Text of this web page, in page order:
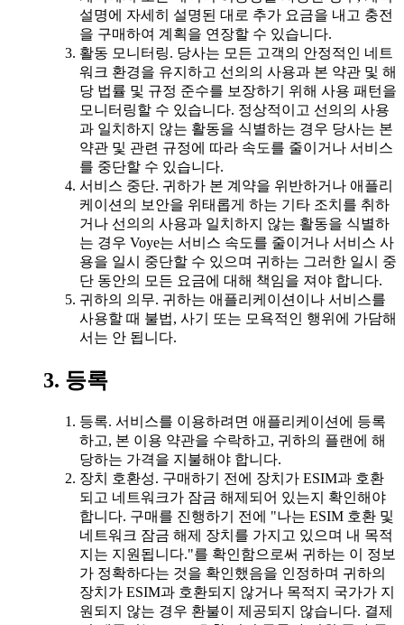
설명에 자세히 설명된 대로 추가 요금을 내고 충전
을 구매하여 계획을 연장할 수 있습니다.
활동 모니터링. 당사는 모든 고객의 안정적인 네트
워크 환경을 유지하고 선의의 사용과 본 약관 및 해
당 법률 및 규정 준수를 보장하기 위해 사용 패턴을
모니터링할 수 있습니다. 정상적이고 선의의 사용
과 일치하지 않는 활동을 식별하는 경우 당사는 본
약관 및 관련 규정에 따라 속도를 줄이거나 서비스
를 중단할 수 있습니다.
서비스 중단. 귀하가 본 계약을 위반하거나 애플리
케이션의 보안을 위태롭게 하는 기타 조치를 취하
거나 선의의 사용과 일치하지 않는 활동을 식별하
는 경우 Voye는 서비스 속도를 줄이거나 서비스 사
용을 일시 중단할 수 있으며 귀하는 그러한 일시 중
단 동안의 모든 요금에 대해 책임을 져야 합니다.
귀하의 의무. 귀하는 애플리케이션이나 서비스를
사용할 때 불법, 사기 또는 모욕적인 행위에 가담해
서는 안 됩니다.
3. 등록
등록. 서비스를 이용하려면 애플리케이션에 등록
하고, 본 이용 약관을 수락하고, 귀하의 플랜에 해
당하는 가격을 지불해야 합니다.
장치 호환성. 구매하기 전에 장치가 ESIM과 호환
되고 네트워크가 잠금 해제되어 있는지 확인해야
합니다. 구매를 진행하기 전에 "나는 ESIM 호환 및
네트워크 잠금 해제 장치를 가지고 있으며 내 목적
지는 지원됩니다."를 확인함으로써 귀하는 이 정보
가 정확하다는 것을 확인했음을 인정하며 귀하의
장치가 ESIM과 호환되지 않거나 목적지 국가가 지
원되지 않는 경우 환불이 제공되지 않습니다. 결제